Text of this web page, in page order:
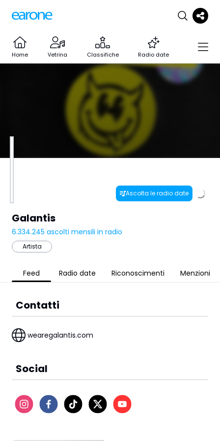
Home Vetrina Classifiche Radio date
Ascolta le radio date
Galantis
6.334.245 ascolti mensili in radio
Artista
Feed Radio date Riconoscimenti Menzioni
Contatti
wearegalantis.com
Social